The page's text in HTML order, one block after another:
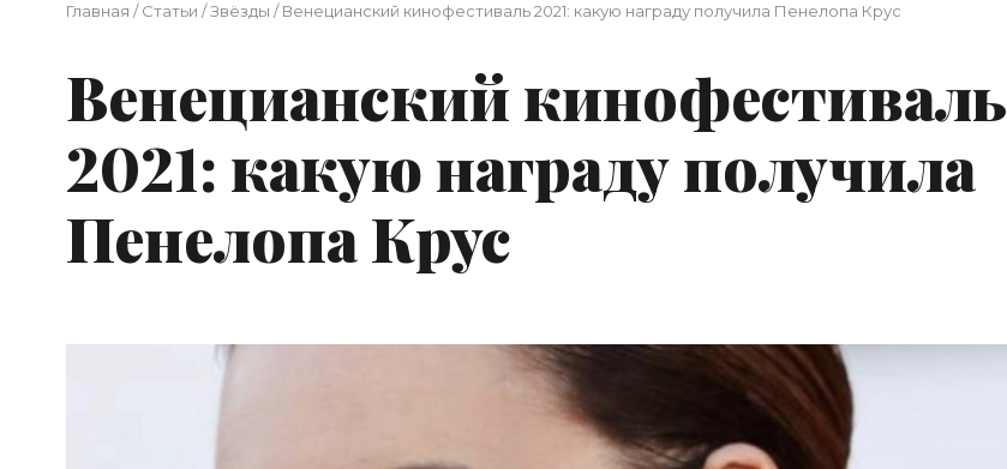
Главная /Статьи /Звёзды /Венецианский кинофестиваль 2021: какую награду получила Пенелопа Крус
Венецианский кинофестиваль
2021: какую награду получила
Пенелопа Крус